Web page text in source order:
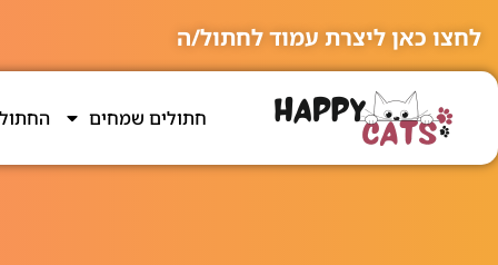
לחצו כאן ליצרת עמוד לחתול/ה
חתולים שמחים